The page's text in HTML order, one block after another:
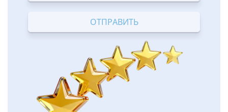
TerribleBad
OK
Good Excellent